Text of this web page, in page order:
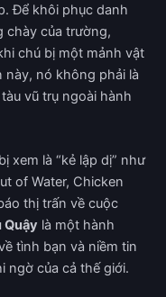
Để khôi phục danh
chày của trường,
chú bị một mảnh vật
này, nó không phải là
vũ trụ ngoài hành
xem là “kẻ lập dị” như
of Water, Chicken
thị trấn về cuộc
Quậy là một hành
tình bạn và niềm tin
ngờ của cả thế giới.